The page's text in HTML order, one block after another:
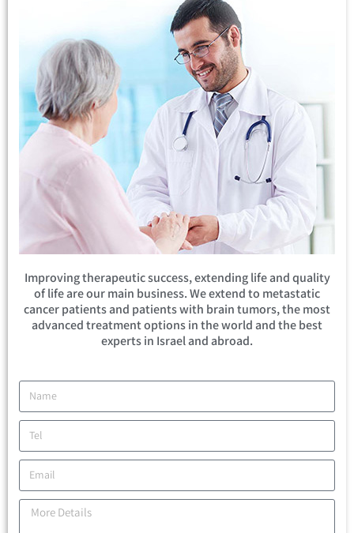
Improving therapeutic success, extending life and quality
of life are our main business. We extend to metastatic
cancer patients and patients with brain tumors, the most
advanced treatment options in the world and the best
experts in Israel and abroad.